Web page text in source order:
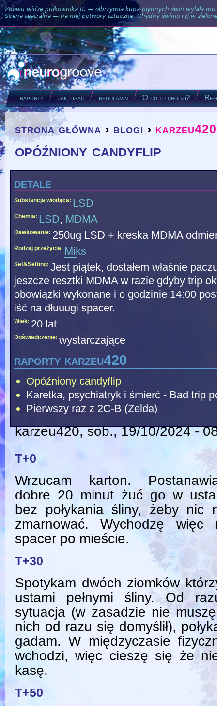
Znowu widzę pułkownika B. — olbrzymia kupa płynnych świń wylała
Scena teatralna — na niej potwory sztuczne. Ohydny świnio ryj w
raporty jak pisać regulamin O co tu chodzi?
you are here
strona główna › blogi ›
opóźniony candyflip
detale
Substancja wiodąca: LSD
Chemia: LSD, MDMA
Dawkowanie: 250ug LSD + kreska MDMA
Rodzaj przeżycia: Miks
Set&Setting: Jest piątek, dostałem właśnie
jeszcze resztki MDMA w razie gdyby trip
obowiązki wykonane i o godzinie 14:00
iść na dłuuugi spacer.
Wiek: 20 lat
Doświadczenie: wystarczające
raporty karzeu420
Opóźniony candyflip
Karetka, psychiatryk i śmierć - Bad trip
Pierwszy raz z 2C-B (Zelda)
karzeu420, sob., 19/10/2024 -
T+0
Wrzucam karton.
dobre 20 minut żuć go w
bez połykania śliny, żeby nic
zmarnować. Wychodzę więc
spacer po mieście.
T+30
Spotykam dwóch ziomków
ustami pełnymi śliny. Od
sytuacja (w zasadzie nie
nich od razu się domyślił),
gadam. W międzyczasie
wchodzi, więc cieszę się że
kasę.
T+50